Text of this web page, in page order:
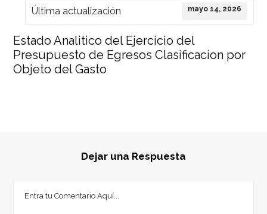
Última actualización mayo 14, 2026
Estado Analitico del Ejercicio del
Presupuesto de Egresos Clasificacion por
Objeto del Gasto
Dejar una Respuesta